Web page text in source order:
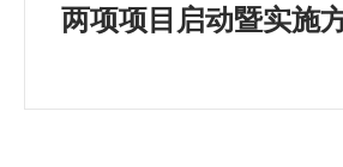
两项项目启动暨实施